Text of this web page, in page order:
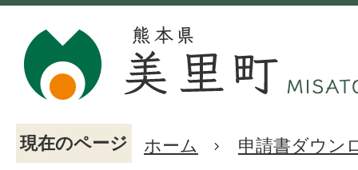
現在のページ ホーム 申請書ダウン